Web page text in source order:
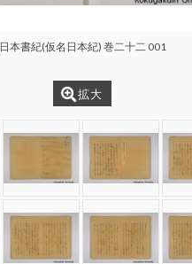
日本書紀(仮名日本紀) 巻二十二 001
拡大